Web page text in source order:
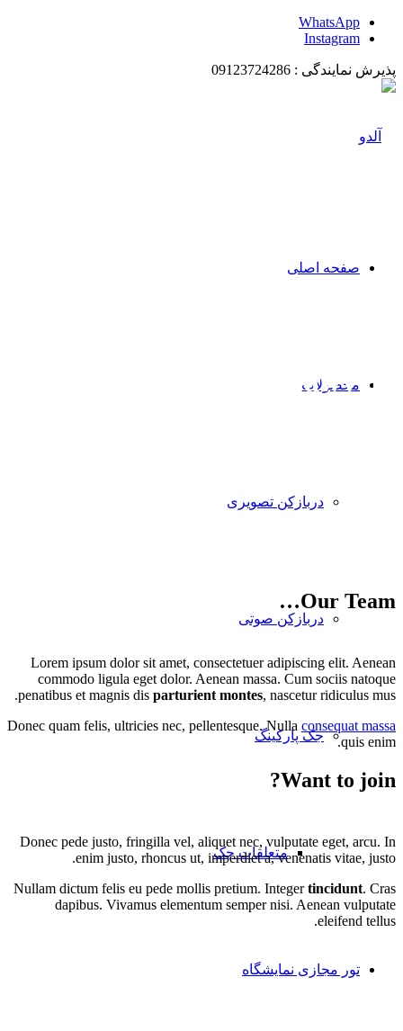
WhatsApp
Instagram
پذیرش نمایندگی : 09123724286
صفحه اصلی
محصولات
دربازکن تصویری
دربازکن صوتی
جک پارکینگ
متعلقات جک
تور مجازی نمایشگاه
Our Lawyers
Our Team…
Lorem ipsum dolor sit amet, consectetuer adipiscing elit. Aenean
commodo ligula eget dolor. Aenean massa. Cum sociis natoque
penatibus et magnis dis parturient montes, nascetur ridiculus mus.
Donec quam felis, ultricies nec, pellentesque. Nulla consequat massa
quis enim.
Want to join?
Donec pede justo, fringilla vel, aliquet nec, vulputate eget, arcu. In
enim justo, rhoncus ut, imperdiet a, venenatis vitae, justo.
Nullam dictum felis eu pede mollis pretium. Integertincidunt. Cras
dapibus. Vivamus elementum semper nisi. Aenean vulputate
eleifend tellus.